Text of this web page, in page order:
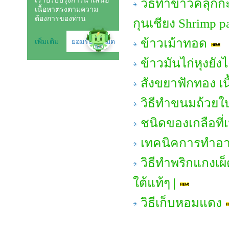
วิธีทำข้าวคลุก
กุนเชียง Shrimp
ข้าวเม้าทอด
ข้าวมันไก่หุงยัง
สังขยาฟักทอง
วิธีทำขนมถ้วยใ
ชนิดของเกลือที่
เทคนิคการทำ
วิธีทำพริกแกงเ
ใต้แท้ๆ |
วิธีเก็บหอมแดง